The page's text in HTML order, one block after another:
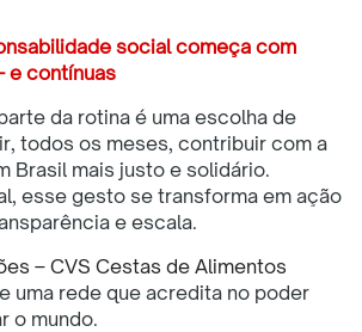
social começa com
contínuas
da rotina é uma escolha de
todos os meses, contribuir com a
Brasil mais justo e solidário.
esse gesto se transforma em ação
e escala.
– CVS Cestas de Alimentos
uma rede que acredita no poder
o mundo.